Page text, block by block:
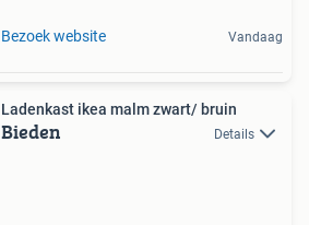
Bezoek website Vandaag
Ladenkast ikea malm zwart/ bruin
Bieden Details